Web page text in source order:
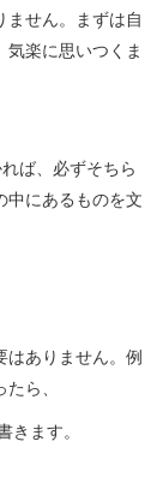
ません。まずは自
楽に思いつくま
ば、必ずそちら
中にあるものを文
はありません。例
ら、
ます。